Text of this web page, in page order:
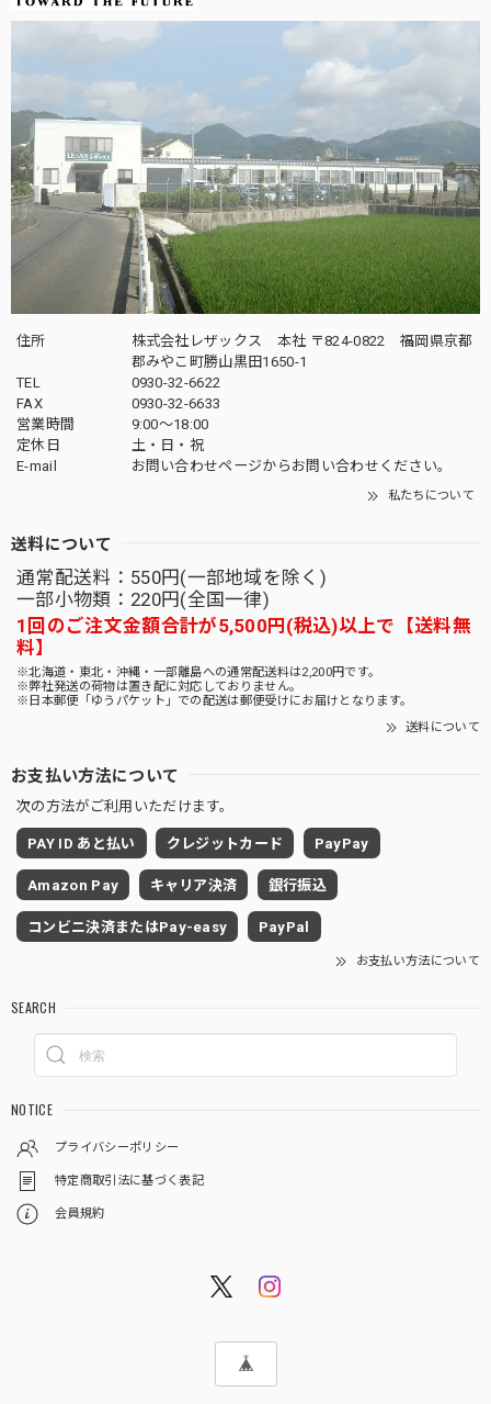
住所
株式会社レザックス 本社 〒824-0822 福岡県京都
郡みやこ町勝山黒田1650-1
TEL
0930-32-6622
FAX
0930-32-6633
営業時間
9:00〜18:00
定休日
土・日・祝
E-mail
お問い合わせページからお問い合わせください。
私たちについて
送料について
通常配送料：550円(一部地域を除く)
一部小物類：220円(全国一律)
1回のご注文金額合計が5,500円(税込)以上で【送料無
料】
※北海道・東北・沖縄・一部離島への通常配送料は2,200円です。
※弊社発送の荷物は置き配に対応しておりません。
※日本郵便「ゆうパケット」での配送は郵便受けにお届けとなります。
送料について
お支払い方法について
次の方法がご利用いただけます。
PAY ID あと払い クレジットカード PayPay
Amazon Pay キャリア決済 銀行振込
コンビニ決済またはPay-easy PayPal
お支払い方法について
SEARCH
NOTICE
プライバシーポリシー
特定商取引法に基づく表記
会員規約